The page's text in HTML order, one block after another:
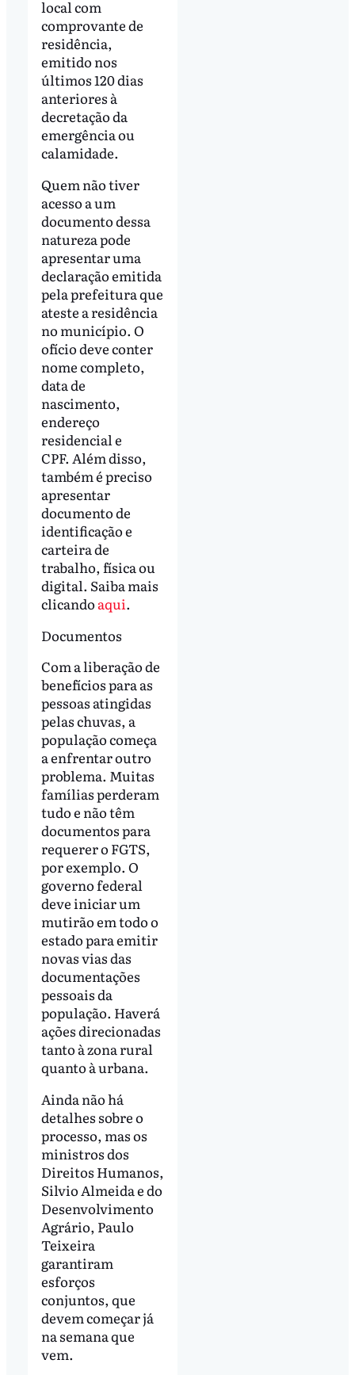
local com
comprovante de
residência,
emitido nos
últimos 120 dias
anteriores à
decretação da
emergência ou
calamidade.
Quem não tiver
acesso a um
documento dessa
natureza pode
apresentar uma
declaração emitida
pela prefeitura que
ateste a residência
no município. O
ofício deve conter
nome completo,
data de
nascimento,
endereço
residencial e
CPF. Além disso,
também é preciso
apresentar
documento de
identificação e
carteira de
trabalho, física ou
digital. Saiba mais
clicando aqui.
Documentos
Com a liberação de
benefícios para as
pessoas atingidas
pelas chuvas, a
população começa
a enfrentar outro
problema. Muitas
famílias perderam
tudo e não têm
documentos para
requerer o FGTS,
por exemplo. O
governo federal
deve iniciar um
mutirão em todo o
estado para emitir
novas vias das
documentações
pessoais da
população. Haverá
ações direcionadas
tanto à zona rural
quanto à urbana.
Ainda não há
detalhes sobre o
processo, mas os
ministros dos
Direitos Humanos,
Silvio Almeida e do
Desenvolvimento
Agrário, Paulo
Teixeira
garantiram
esforços
conjuntos, que
devem começar já
na semana que
vem.